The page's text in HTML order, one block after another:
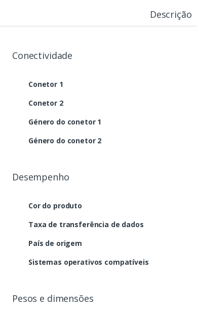
Descrição
Conectividade
Conetor 1
Conetor 2
Género do conetor 1
Género do conetor 2
Desempenho
Cor do produto
Taxa de transferência de dados
País de origem
Sistemas operativos compatíveis
Pesos e dimensões